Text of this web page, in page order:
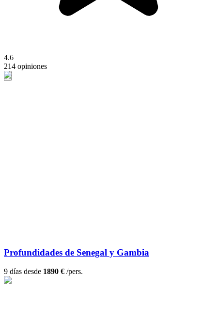
4.6
214 opiniones
Profundidades de Senegal y Gambia
9 días desde 1890 € /pers.